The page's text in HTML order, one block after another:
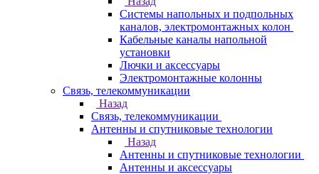
Системы напольных и подпольных
каналов, электромонтажных колон
Кабельные каналы напольной
установки
Лючки и аксессуары
Электромонтажные колонны
Связь, телекоммуникации
Назад
Связь, телекоммуникации
Антенны и спутниковые технологии
Назад
Антенны и спутниковые технологии
Антенны и аксессуары